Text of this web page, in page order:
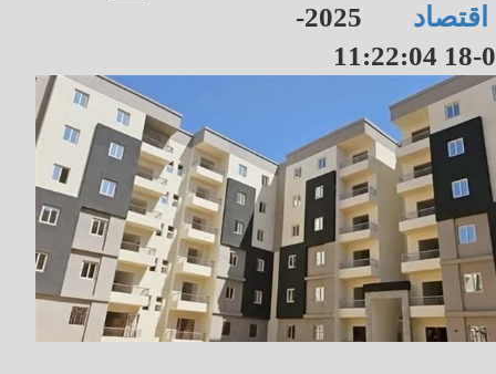
اقتصاد
2025-
07-